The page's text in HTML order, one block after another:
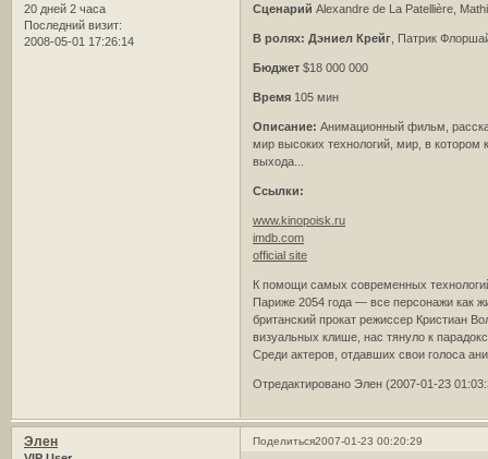
20 дней 2 часа
Последний визит:
2008-05-01 17:26:14
Сценарий Alexandre de La Patellière,
В ролях: Дэниел Крейг , Патрик
Бюджет $18 000 000
Время 105 мин
Описание: Анимационный фильм,
мир высоких технологий, мир, в котором
выхода...
Ссылки:
www.kinopoisk.ru
imdb.com
official site
К помощи самых современных
Париже 2054 года — все персонажи как
британский прокат режиссер Кристиан
визуальных клише, нас тянуло к
Среди актеров, отдавших свои голоса
Отредактировано Элен (2007-01-23
Поделиться2007-01-23 00:20:29
Элен